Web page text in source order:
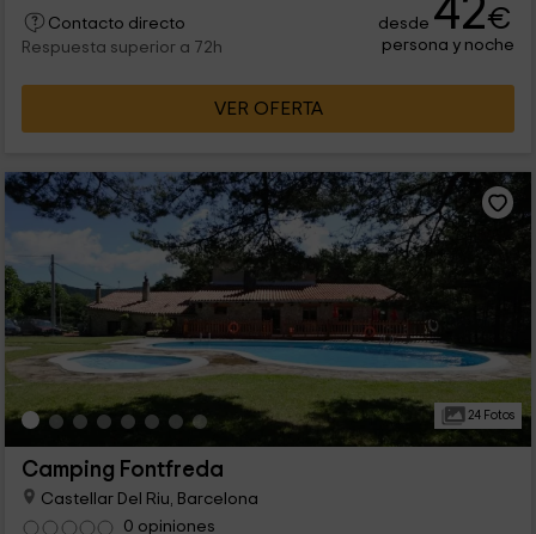
Contacto directo
Respuesta superior a 72h
desde 42€
persona y noche
VER OFERTA
24 Fotos
Camping Fontfreda
Castellar Del Riu, Barcelona
0 opiniones